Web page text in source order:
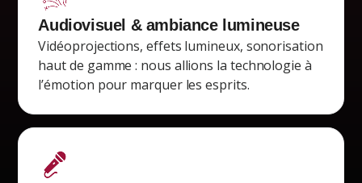
Audiovisuel & ambiance lumineuse
Vidéoprojections, effets lumineux, sonorisation
haut de gamme : nous allions la technologie à
l’émotion pour marquer les esprits.